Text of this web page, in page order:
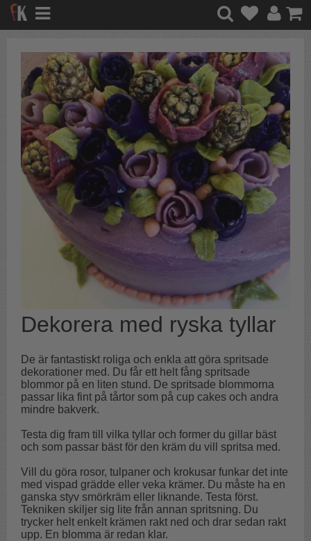
Dekorera med ryska tyllar
De är fantastiskt roliga och enkla att göra spritsade
dekorationer med. Du får ett helt fång spritsade
blommor på en liten stund. De spritsade blommorna
passar lika fint på tårtor som på cup cakes och andra
mindre bakverk.
Testa dig fram till vilka tyllar och former du gillar bäst
och som passar bäst för den kräm du vill spritsa med.
Vill du göra rosor, tulpaner och krokusar funkar det inte
med vispad grädde eller veka krämer. Du måste ha en
ganska styv smörkräm eller liknande. Testa först.
Tekniken skiljer sig lite från annan spritsning. Du
trycker helt enkelt krämen rakt ned och drar sedan rakt
upp. En blomma är redan klar.